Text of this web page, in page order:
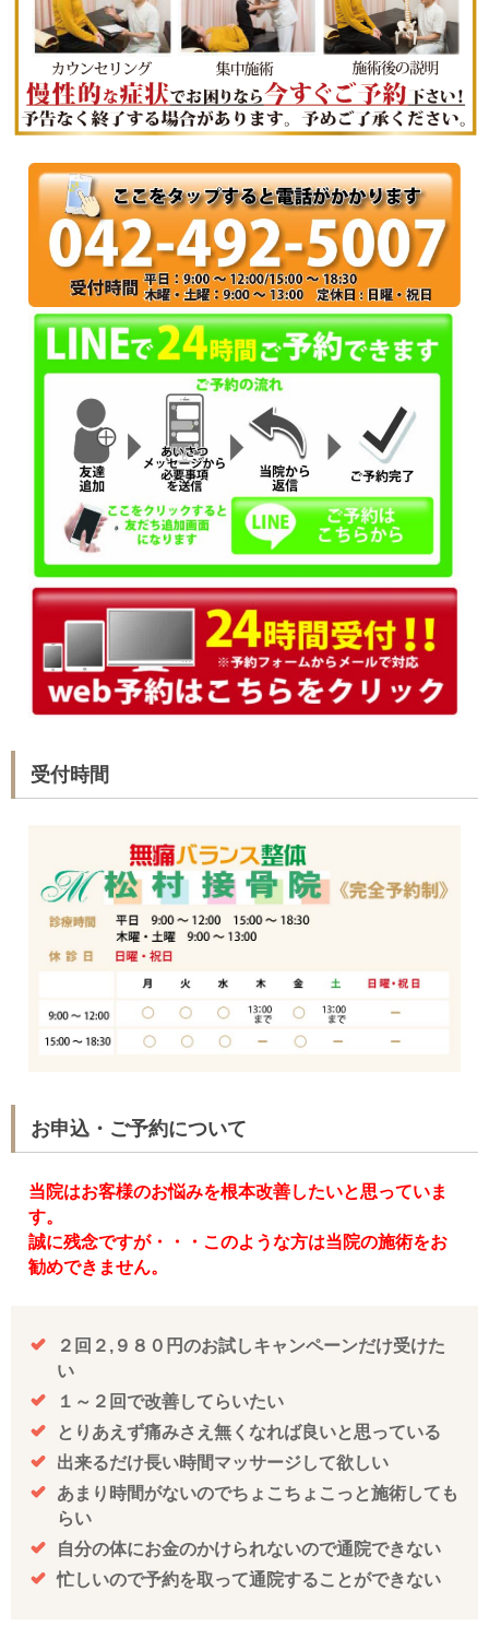
受付時間
お申込・ご予約について
当院はお客様のお悩みを根本改善したいと思っていま
す。
誠に残念ですが・・・このような方は当院の施術をお
勧めできません。
２回２,９８０円のお試しキャンペーンだけ受けた
い
１～２回で改善してらいたい
とりあえず痛みさえ無くなれば良いと思っている
出来るだけ長い時間マッサージして欲しい
あまり時間がないのでちょこちょこっと施術しても
らい
自分の体にお金のかけられないので通院できない
忙しいので予約を取って通院することができない